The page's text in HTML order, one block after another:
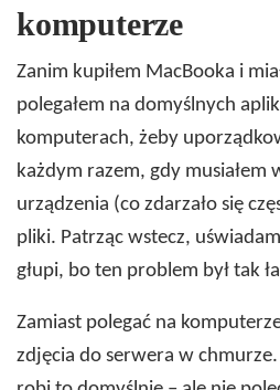
komputerze
Zanim kupiłem MacBooka i
polegałem na domyślnych
komputerach, żeby
każdym razem, gdy musiałem
urządzenia (co zdarzało się
pliki. Patrząc wstecz,
głupi, bo ten problem był tak
Zamiast polegać na
zdjęcia do serwera w